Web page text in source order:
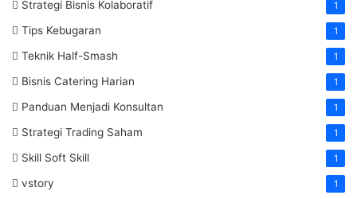
Strategi Bisnis Kolaboratif 1
Tips Kebugaran 1
Teknik Half-Smash 1
Bisnis Catering Harian 1
Panduan Menjadi Konsultan 1
Strategi Trading Saham 1
Skill Soft Skill 1
vstory 1